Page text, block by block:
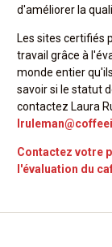
d'améliorer la
Les sites certifiés
travail grâce à
monde entier
savoir si le statut
contactez Laura
Contactez votre
l'évaluation du